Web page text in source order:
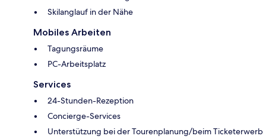
Skilanglauf in der Nähe
Mobiles Arbeiten
Tagungsräume
PC-Arbeitsplatz
Services
24-Stunden-Rezeption
Concierge-Services
Unterstützung bei der Tourenplanung/beim Ticketerwerb